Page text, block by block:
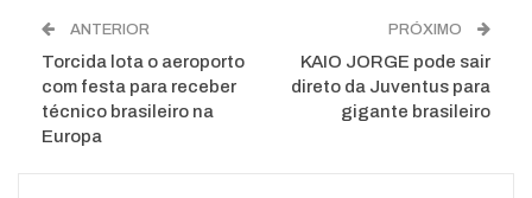
ANTERIOR
Torcida lota o aeroporto
com festa para receber
técnico brasileiro na
Europa
PRÓXIMO
KAIO JORGE pode sair
direto da Juventus para
gigante brasileiro